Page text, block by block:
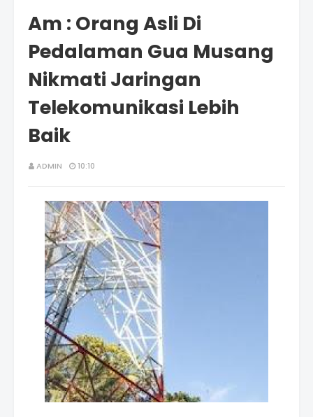
Am : Orang Asli Di
Pedalaman Gua Musang
Nikmati Jaringan
Telekomunikasi Lebih
Baik
ADMIN 10:10